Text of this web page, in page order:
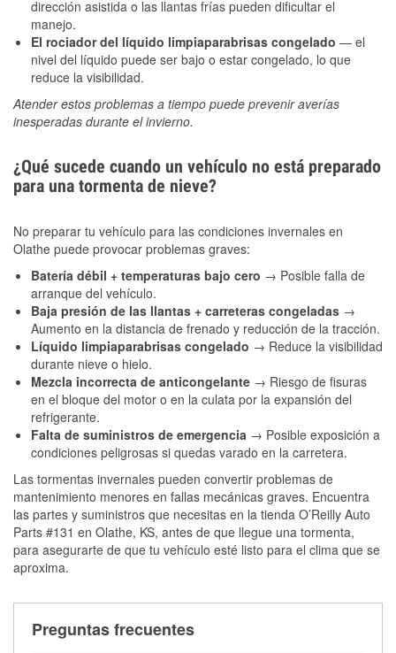
dirección asistida o las llantas frías pueden dificultar el
manejo.
El rociador del líquido limpiaparabrisas congelado — el
nivel del líquido puede ser bajo o estar congelado, lo que
reduce la visibilidad.
Atender estos problemas a tiempo puede prevenir averías
inesperadas durante el invierno.
¿Qué sucede cuando un vehículo no está preparado
para una tormenta de nieve?
No preparar tu vehículo para las condiciones invernales en
Olathe puede provocar problemas graves:
Batería débil + temperaturas bajo cero → Posible falla de
arranque del vehículo.
Baja presión de las llantas + carreteras congeladas →
Aumento en la distancia de frenado y reducción de la tracción.
Líquido limpiaparabrisas congelado → Reduce la visibilidad
durante nieve o hielo.
Mezcla incorrecta de anticongelante → Riesgo de fisuras
en el bloque del motor o en la culata por la expansión del
refrigerante.
Falta de suministros de emergencia → Posible exposición a
condiciones peligrosas si quedas varado en la carretera.
Las tormentas invernales pueden convertir problemas de
mantenimiento menores en fallas mecánicas graves. Encuentra
las partes y suministros que necesitas en la tienda O’Reilly Auto
Parts #131 en Olathe, KS, antes de que llegue una tormenta,
para asegurarte de que tu vehículo esté listo para el clima que se
aproxima.
Preguntas frecuentes